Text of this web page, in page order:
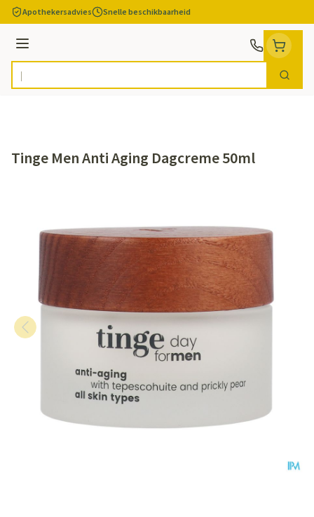
Ga naar de inhoud
Apothekersadvies Snelle beschikbaarheid
Menu
Product, merk, categorie... Zoek
Tinge Men Anti Aging Dagcreme 50ml